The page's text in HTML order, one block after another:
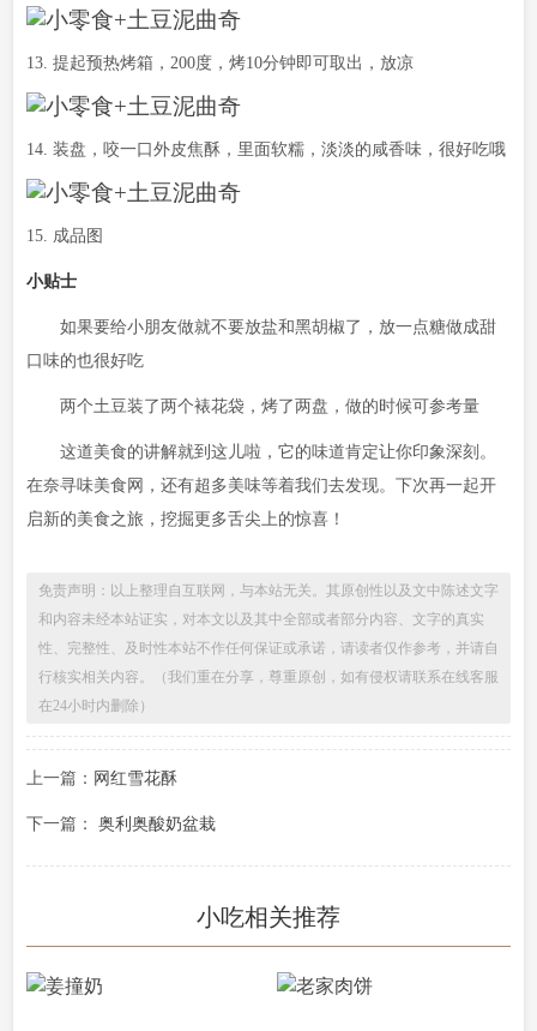
13. 提起预热烤箱，200度，烤10分钟即可取出，放凉
14. 装盘，咬一口外皮焦酥，里面软糯，淡淡的咸香味，很好吃哦
15. 成品图
小贴士
如果要给小朋友做就不要放盐和黑胡椒了，放一点糖做成甜
口味的也很好吃
两个土豆装了两个裱花袋，烤了两盘，做的时候可参考量
这道美食的讲解就到这儿啦，它的味道肯定让你印象深刻。
在奈寻味美食网，还有超多美味等着我们去发现。下次再一起开
启新的美食之旅，挖掘更多舌尖上的惊喜！
免责声明：以上整理自互联网，与本站无关。其原创性以及文中陈述文字
和内容未经本站证实，对本文以及其中全部或者部分内容、文字的真实
性、完整性、及时性本站不作任何保证或承诺，请读者仅作参考，并请自
行核实相关内容。（我们重在分享，尊重原创，如有侵权请联系在线客服
在24小时内删除）
上一篇： 网红雪花酥
下一篇： 奥利奥酸奶盆栽
小吃相关推荐